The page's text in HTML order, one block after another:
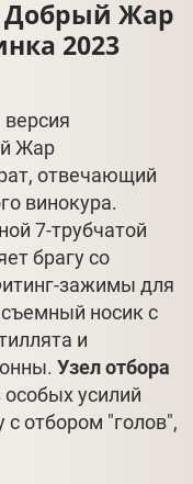
Добрый Жар
2023
Жар
отвечающий
винокура.
7-трубчатой
брагу со
зажимы для
носик с
и
Узел отбора
усилий
с отбором "голов",